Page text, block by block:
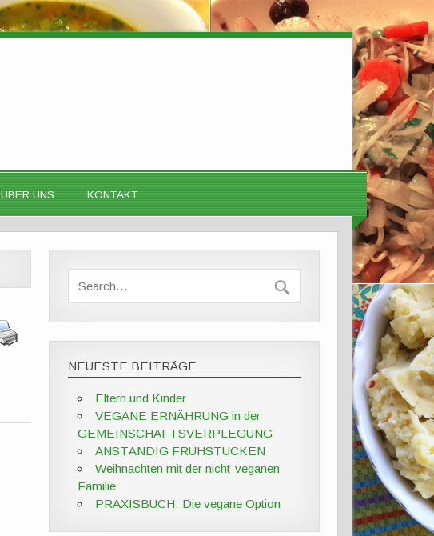
ÜBER UNS KONTAKT
NEUESTE BEITRÄGE
Eltern und Kinder
VEGANE ERNÄHRUNG in der
GEMEINSCHAFTSVERPLEGUNG
ANSTÄNDIG FRÜHSTÜCKEN
Weihnachten mit der nicht-veganen
Familie
PRAXISBUCH: Die vegane Option